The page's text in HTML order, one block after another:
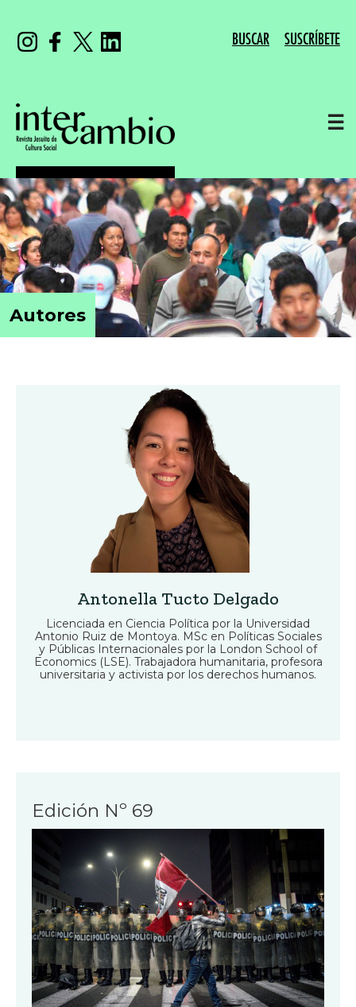
BUSCAR SUSCRÍBETE
☰
Autores
Antonella Tucto Delgado
Licenciada en Ciencia Política por la Universidad
Antonio Ruiz de Montoya. MSc en Políticas Sociales
y Públicas Internacionales por la London School of
Economics (LSE). Trabajadora humanitaria, profesora
universitaria y activista por los derechos humanos.
Edición Nº 69